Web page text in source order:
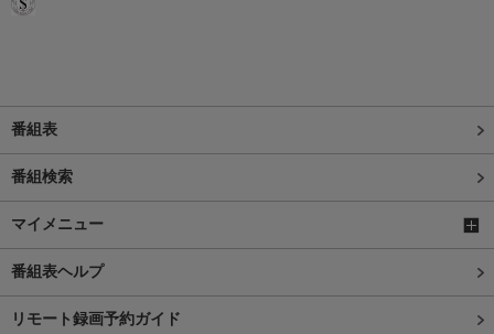
番組表
番組検索
マイメニュー
番組表ヘルプ
リモート録画予約ガイド